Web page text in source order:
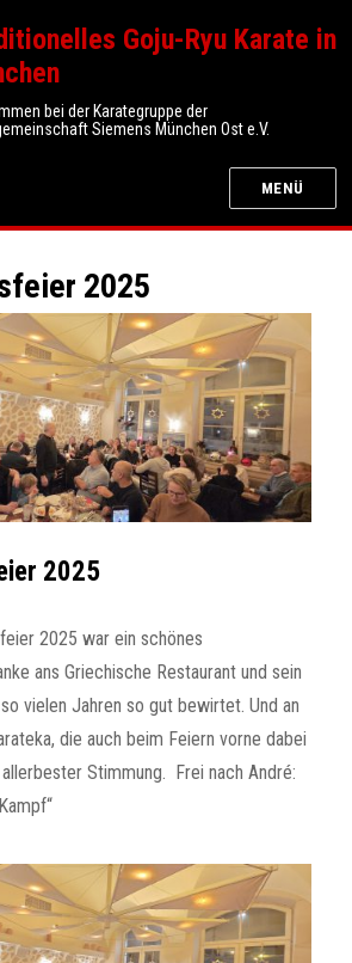
Goju-Ryu Karate in
bei der Karategruppe der
Siemens München Ost e.V.
MENÜ
2025
2025
2025 war ein schönes
ans Griechische Restaurant und sein
vielen Jahren so gut bewirtet. Und an
die auch beim Feiern vorne dabei
Stimmung. Frei nach André: